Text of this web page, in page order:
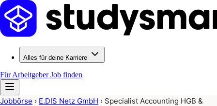
Alles für deine Karriere
Für ArbeitgeberJob finden
Jobbörse › E.DIS Netz GmbH › Specialist Accounting HGB &